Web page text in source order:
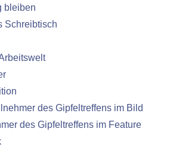
bleiben
Schreibtisch
des Gipfeltreffens im Bild
des Gipfeltreffens im Feature